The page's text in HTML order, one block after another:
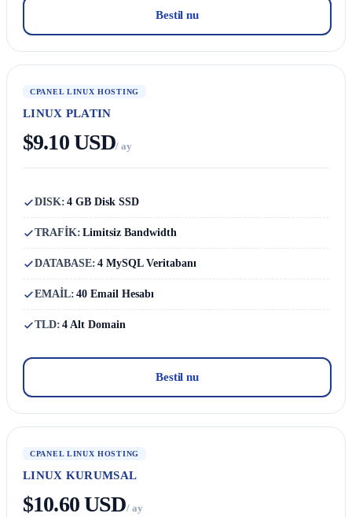
Bestil nu
CPANEL LINUX HOSTING
LINUX PLATIN
$9.10 USD/ ay
DISK: 4 GB Disk SSD
TRAFİK: Limitsiz Bandwidth
DATABASE: 4 MySQL Veritabanı
EMAİL: 40 Email Hesabı
TLD: 4 Alt Domain
Bestil nu
CPANEL LINUX HOSTING
LINUX KURUMSAL
$10.60 USD/ ay